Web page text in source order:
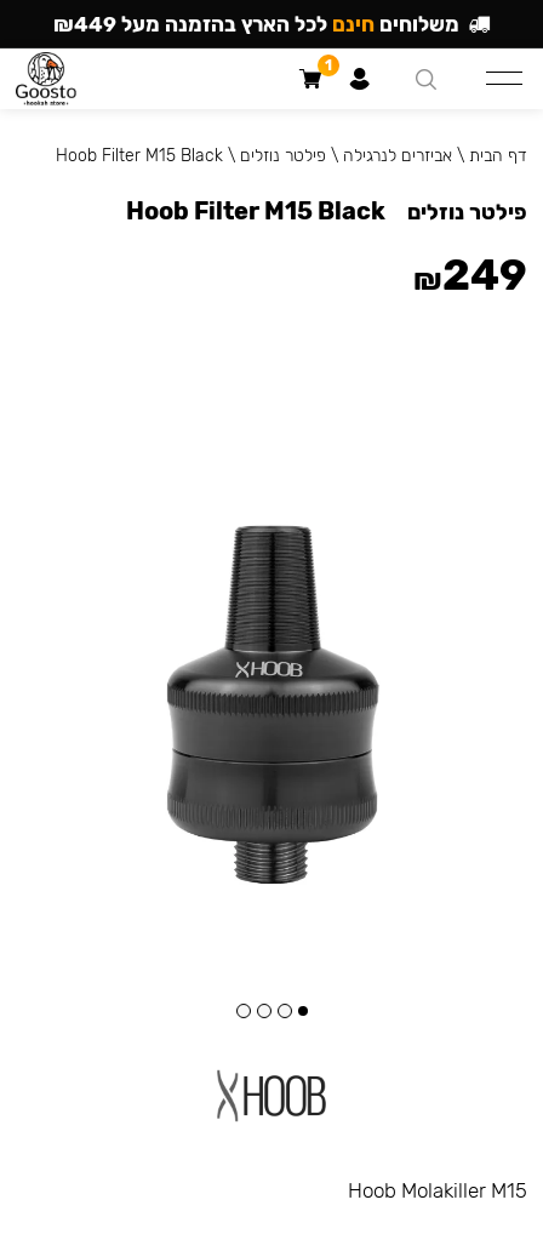
Hoob Molakiller M15
דף הבית \אביזרים לנרגילה \ פילטר נוזלים \
Hoob Filter M15 Black
פילטר נוזלים Hoob Filter M15 Black
₪249
משלוחים חינם לכל הארץ בהזמנה מעל ₪449
1